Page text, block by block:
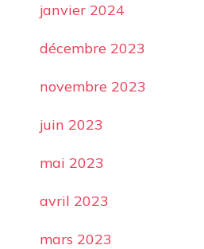
janvier 2024
décembre 2023
novembre 2023
juin 2023
mai 2023
avril 2023
mars 2023